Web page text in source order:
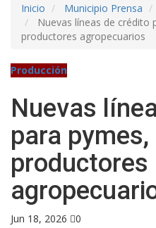
Inicio Municipio Prensa
Nuevas líneas de crédito
productores agropecuarios
Producción
Nuevas
para
productores
Jun 18, 2026
0